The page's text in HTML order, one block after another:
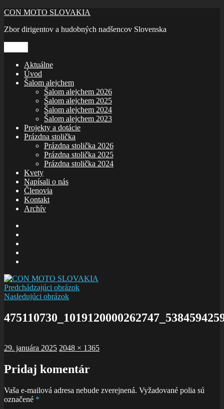
Prejsť
obsah
CON MOTO SLOVAKIA
Zbor dirigentov a hudobných nadšencov Slovenska
Aktuálne
Úvod
Šalom alejchem
Šalom alejchem 2026
Šalom alejchem 2025
Šalom alejchem 2024
Šalom alejchem 2023
Projekty a dotácie
Prázdna stolička
Prázdna stolička 2026
Prázdna stolička 2025
Prázdna stolička 2024
Kvety
Napísali o nás
Členovia
Kontakt
Archív
Predchádzajúci obrázok
Nasledujúci obrázok
Publikované
29. januára 2025 Plná
2048 × 1365
Pridaj komentár
Vaša e-mailová adresa nebude zverejnená. Vyžadované polia sú
označené *